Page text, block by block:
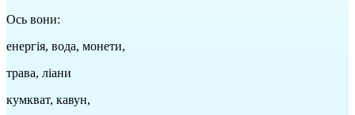
Ось вони:
енергія, вода, монети,
трава, ліани
кумкват, кавун,